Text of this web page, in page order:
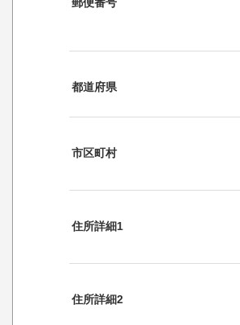
都道府県
市区町村
住所詳細1
住所詳細2